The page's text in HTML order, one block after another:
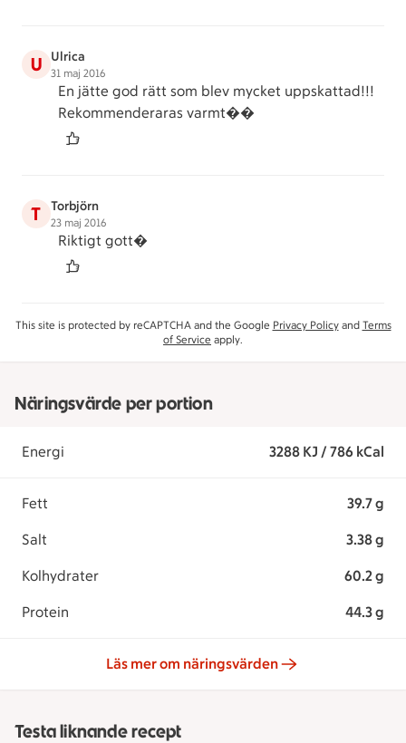
U Ulrica
31 maj 2016
En jätte god rätt som blev mycket uppskattad!!!
Rekommenderaras varmt��
T Torbjörn
23 maj 2016
Riktigt gott�
This site is protected by reCAPTCHA and the Google Privacy Policyand Terms
of Service apply.
Näringsvärde per portion
Energi 3288 KJ / 786 kCal
Fett 39.7 g
Salt 3.38 g
Kolhydrater 60.2 g
Protein 44.3 g
Läs mer om näringsvärden
Testa liknande recept